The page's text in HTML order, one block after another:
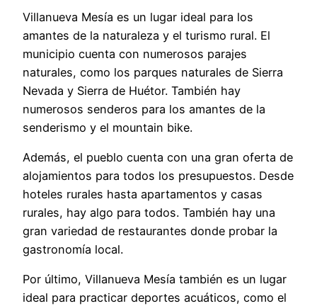
Villanueva Mesía es un lugar ideal para los
amantes de la naturaleza y el turismo rural. El
municipio cuenta con numerosos parajes
naturales, como los parques naturales de Sierra
Nevada y Sierra de Huétor. También hay
numerosos senderos para los amantes de la
senderismo y el mountain bike.
Además, el pueblo cuenta con una gran oferta de
alojamientos para todos los presupuestos. Desde
hoteles rurales hasta apartamentos y casas
rurales, hay algo para todos. También hay una
gran variedad de restaurantes donde probar la
gastronomía local.
Por último, Villanueva Mesía también es un lugar
ideal para practicar deportes acuáticos, como el